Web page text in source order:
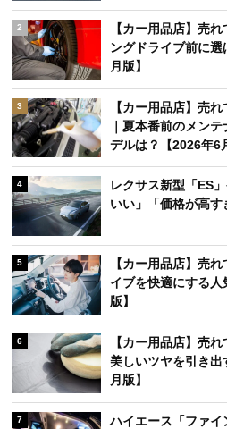
2
【カー用品店】売
ングドライブ前に
月版】
3
【カー用品店】売
｜夏本番前のメン
デルは？【2026年6
4
レクサス新型「ES
いい」「価格が高
5
【カー用品店】売
イブを快適にする人
版】
6
【カー用品店】売
美しいツヤを引き
月版】
7
ハイエース「ファイ